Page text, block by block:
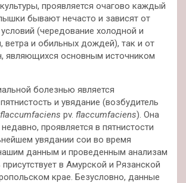
проявляется очагово каждый
бывают нечасто и зависят от
(чередование холодной и
ветра и обильных дождей), так и от
являющихся основным источником
болезнью является
и увядание (возбудитель
pv. flaccumfaciens). Она
проявляется в пятнистости
увядании сои во время
данным и проведенным анализам
в Амурской и Рязанской
крае. Безусловно, данные